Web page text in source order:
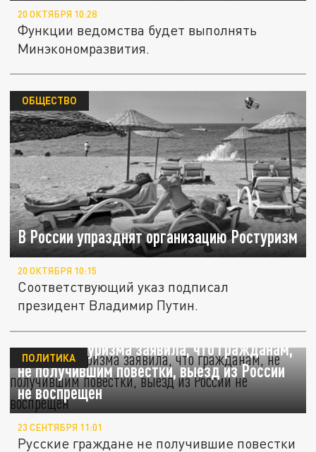
20 ОКТЯБРЯ 10:28
Функции ведомства будет выполнять
Минэкономразвития.
В России упразднят организацию Ростуризм
ОБЩЕСТВО
20 ОКТЯБРЯ 10:15
Соответствующий указ подписал
президент Владимир Путин.
Глава Ростуризма заявила, что гражданам,
не получившим повестки, выезд из России
не воспрещен
ПОЛИТИКА
23 СЕНТЯБРЯ 11:01
Русские граждане не получившие повестки